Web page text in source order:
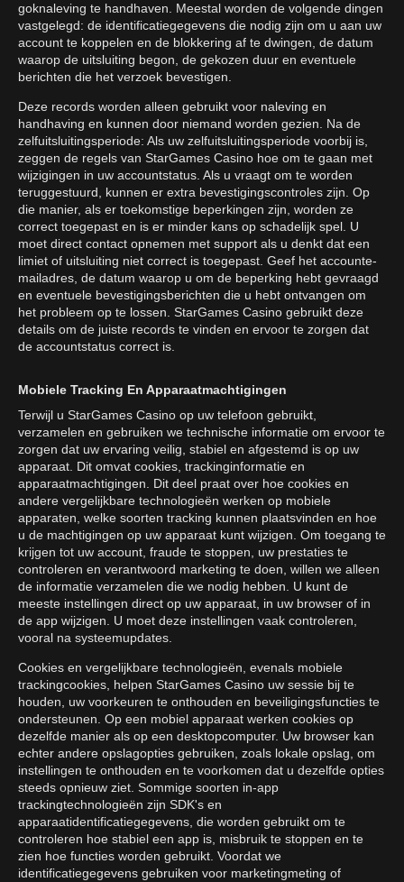
goknaleving te handhaven. Meestal worden de volgende dingen
vastgelegd: de identificatiegegevens die nodig zijn om u aan uw
account te koppelen en de blokkering af te dwingen, de datum
waarop de uitsluiting begon, de gekozen duur en eventuele
berichten die het verzoek bevestigen.
Deze records worden alleen gebruikt voor naleving en
handhaving en kunnen door niemand worden gezien. Na de
zelfuitsluitingsperiode: Als uw zelfuitsluitingsperiode voorbij is,
zeggen de regels van StarGames Casino hoe om te gaan met
wijzigingen in uw accountstatus. Als u vraagt om te worden
teruggestuurd, kunnen er extra bevestigingscontroles zijn. Op
die manier, als er toekomstige beperkingen zijn, worden ze
correct toegepast en is er minder kans op schadelijk spel. U
moet direct contact opnemen met support als u denkt dat een
limiet of uitsluiting niet correct is toegepast. Geef het accounte-
mailadres, de datum waarop u om de beperking hebt gevraagd
en eventuele bevestigingsberichten die u hebt ontvangen om
het probleem op te lossen. StarGames Casino gebruikt deze
details om de juiste records te vinden en ervoor te zorgen dat
de accountstatus correct is.
Mobiele Tracking En Apparaatmachtigingen
Terwijl u StarGames Casino op uw telefoon gebruikt,
verzamelen en gebruiken we technische informatie om ervoor te
zorgen dat uw ervaring veilig, stabiel en afgestemd is op uw
apparaat. Dit omvat cookies, trackinginformatie en
apparaatmachtigingen. Dit deel praat over hoe cookies en
andere vergelijkbare technologieën werken op mobiele
apparaten, welke soorten tracking kunnen plaatsvinden en hoe
u de machtigingen op uw apparaat kunt wijzigen. Om toegang te
krijgen tot uw account, fraude te stoppen, uw prestaties te
controleren en verantwoord marketing te doen, willen we alleen
de informatie verzamelen die we nodig hebben. U kunt de
meeste instellingen direct op uw apparaat, in uw browser of in
de app wijzigen. U moet deze instellingen vaak controleren,
vooral na systeemupdates.
Cookies en vergelijkbare technologieën, evenals mobiele
trackingcookies, helpen StarGames Casino uw sessie bij te
houden, uw voorkeuren te onthouden en beveiligingsfuncties te
ondersteunen. Op een mobiel apparaat werken cookies op
dezelfde manier als op een desktopcomputer. Uw browser kan
echter andere opslagopties gebruiken, zoals lokale opslag, om
instellingen te onthouden en te voorkomen dat u dezelfde opties
steeds opnieuw ziet. Sommige soorten in-app
trackingtechnologieën zijn SDK's en
apparaatidentificatiegegevens, die worden gebruikt om te
controleren hoe stabiel een app is, misbruik te stoppen en te
zien hoe functies worden gebruikt. Voordat we
identificatiegegevens gebruiken voor marketingmeting of